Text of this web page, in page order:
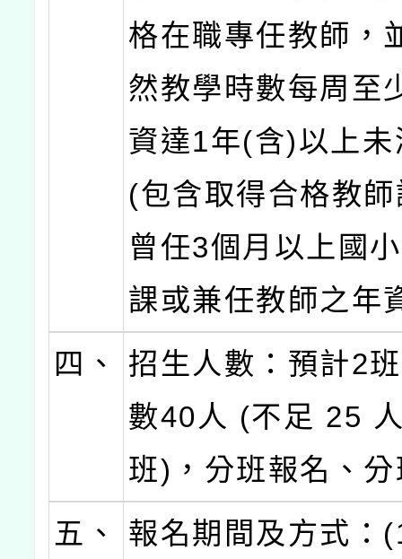
格在職專任教師，
然教學時數每周至
資達1年(含)以上
(包含取得合格教
曾任3個月以上國
課或兼任教師之年
四、
招生人數：預計2
數40人 (不足 25
班)，分班報名、
五、
報名期間及方式：